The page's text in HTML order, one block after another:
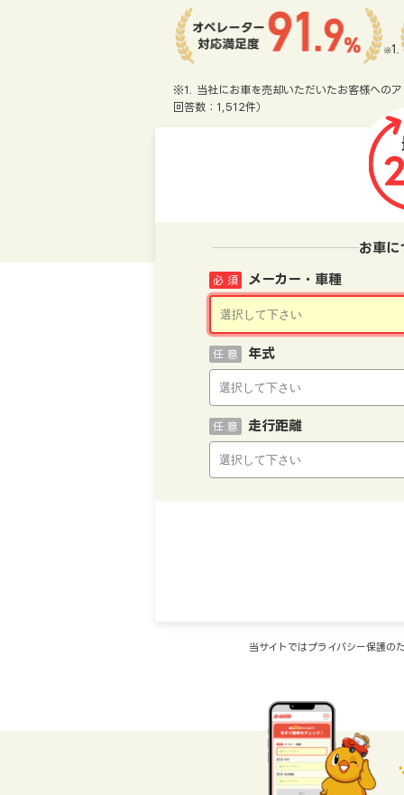
※1. 当社にお車を売却いただいたお客様への
回答数：1,512件）
お車に
メーカー・車種
必 須
年式
任 意
走行距離
任 意
当サイトではプライバシー保護の